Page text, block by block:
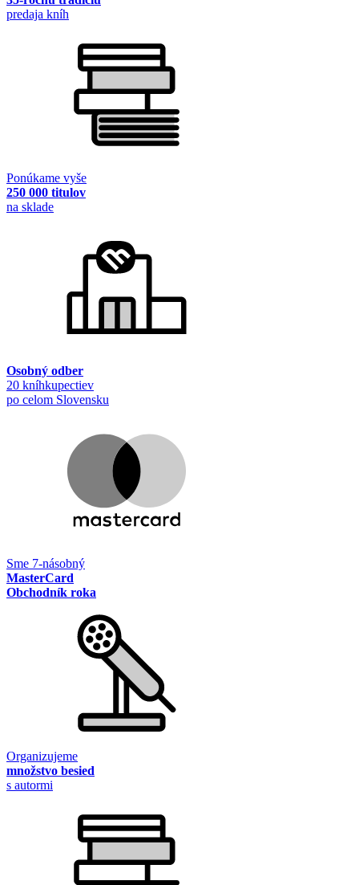
predaja kníh
Ponúkame vyše
250 000 titulov
na sklade
Osobný odber
20 kníhkupectiev
po celom Slovensku
Sme 7-násobný
MasterCard
Obchodník roka
Organizujeme
množstvo besied
s autormi